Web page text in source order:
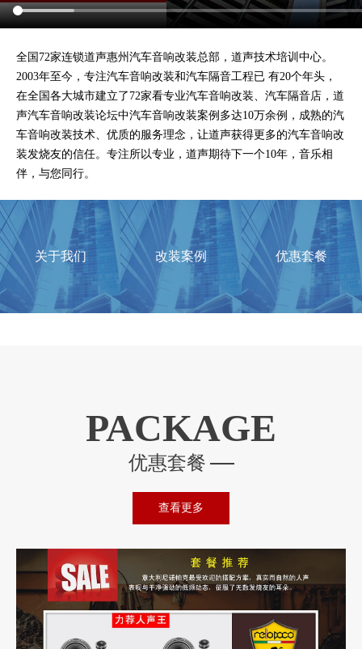
全国72家连锁道声惠州汽车音响改装总部，道声技术培训中心。
2003年至今，专注汽车音响改装和汽车隔音工程已 有20个年头，
在全国各大城市建立了72家看专业汽车音响改装、汽车隔音店，道
声汽车音响改装论坛中汽车音响改装案例多达10万余例，成熟的汽
车音响改装技术、优质的服务理念，让道声获得更多的汽车音响改
装发烧友的信任。专注所以专业，道声期待下一个10年，音乐相
伴，与您同行。
关于我们 改装案例 优惠套餐
PACKAGE
优惠套餐
查看更多